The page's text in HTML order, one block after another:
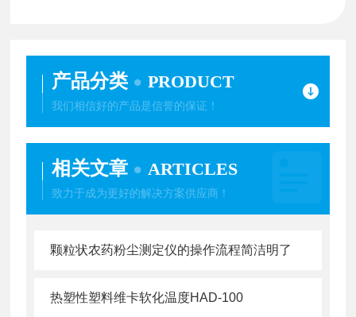
产品分类 PRODUCT
我们相信好的产品是信誉的保证！
相关文章 ARTICLES
致力于成为更好的解决方案供应商！
颗粒状农药粉尘测定仪的操作流程简洁明了
热塑性塑料维卡软化温度HAD-100